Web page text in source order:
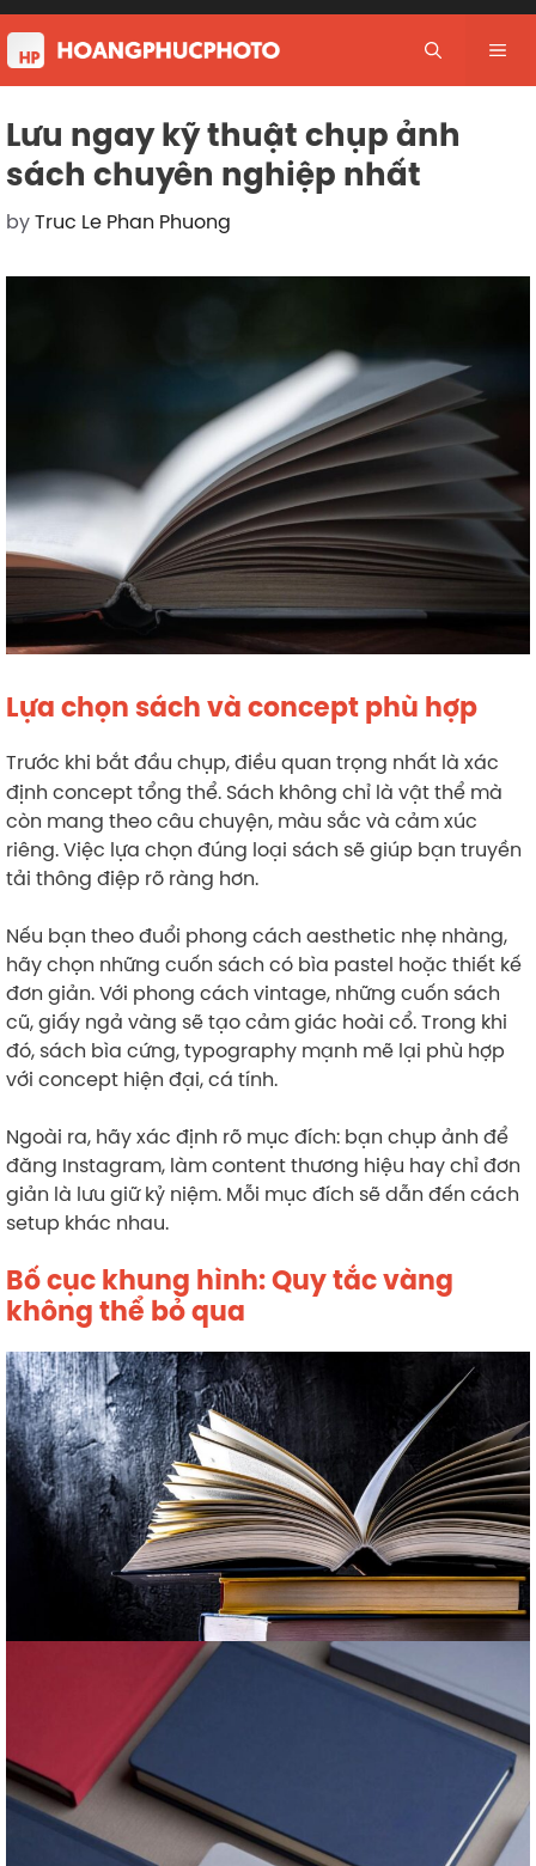
Skip
to
content
Lưu ngay kỹ thuật chụp ảnh
sách chuyên nghiệp nhất
byTruc Le Phan Phuong
Lựa chọn sách và concept phù hợp
Trước khi bắt đầu chụp, điều quan trọng nhất là xác
định concept tổng thể. Sách không chỉ là vật thể mà
còn mang theo câu chuyện, màu sắc và cảm xúc
riêng. Việc lựa chọn đúng loại sách sẽ giúp bạn truyền
tải thông điệp rõ ràng hơn.
Nếu bạn theo đuổi phong cách aesthetic nhẹ nhàng,
hãy chọn những cuốn sách có bìa pastel hoặc thiết kế
đơn giản. Với phong cách vintage, những cuốn sách
cũ, giấy ngả vàng sẽ tạo cảm giác hoài cổ. Trong khi
đó, sách bìa cứng, typography mạnh mẽ lại phù hợp
với concept hiện đại, cá tính.
Ngoài ra, hãy xác định rõ mục đích: bạn chụp ảnh để
đăng Instagram, làm content thương hiệu hay chỉ đơn
giản là lưu giữ kỷ niệm. Mỗi mục đích sẽ dẫn đến cách
setup khác nhau.
Bố cục khung hình: Quy tắc vàng
không thể bỏ qua